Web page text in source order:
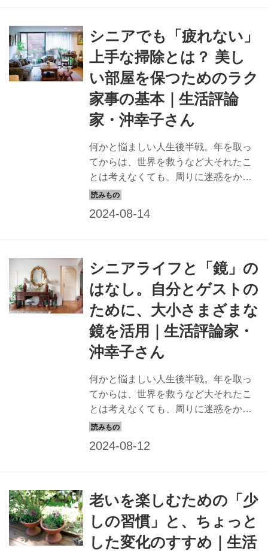
シニアでも「疲れない」
上手な掃除とは？ 美し
い部屋を保つためのラク
家事の基本｜生活評論
家・沖幸子さん
何かと悩ましい人生後半戦。年を取っ
てからは、世界を救うなど大それたこ
とは考えなくても、周りに迷惑をかけ
ずにどうやって快適に暮らせるか、小
る』（笠間書院）より、シニアライフ
の豊かな楽しみ方を紹介。今回は「疲
れない掃除の仕方」と、「美しい部屋
を保つためのラク家事の基本」につい
て。
シニアライフと「鏡」の
はなし。自分とゲストの
ために、大小さまざまな
鏡を活用｜生活評論家・
沖幸子さん
何かと悩ましい人生後半戦。年を取っ
てからは、世界を救うなど大それたこ
とは考えなくても、周りに迷惑をかけ
ずにどうやって快適に暮らせるか、小
る』（笠間書院）より、シニアライフ
の豊かな楽しみ方を紹介。今回は「鏡
と美しい暮らし」のお話です。
老いを楽しむための「少
しの習慣」と、ちょっと
した変化のすすめ｜生活